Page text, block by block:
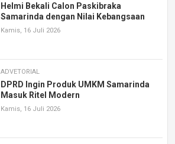
Helmi Bekali Calon Paskibraka
Samarinda dengan Nilai Kebangsaan
Kamis, 16 Juli 2026
ADVETORIAL
DPRD Ingin Produk UMKM Samarinda
Masuk Ritel Modern
Kamis, 16 Juli 2026